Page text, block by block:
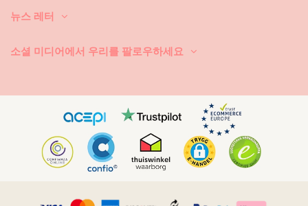
도 좋지만 수영복 세탁 전용 제품이 더 좋습니다.
하세요. 젖은 상태에서 접거나 말아서 오래 두면 절대로 안 됩니다. 왜 그럴
수영복에 얼룩이 묻으면, 마르지 않았을 때 가볍게 쳐내세요. 얼룩이 마른
경우에는 긁어 내려고 하지 마세요. 수영복의 염색이 손상될 수 있습니다.
가까운 세탁소에 문의하시기 바랍니다.
어떻게 건조시키나요? 직사 일광에 두면 절대로 안 됩니다. 타월을 깔고 비
키니 또는 수영복을 그 위에 놓으세요. 조심스럽게 둘둘 말아서 대충 물기
뉴스 레터
소셜 미디어에서 우리를 팔로우하세요